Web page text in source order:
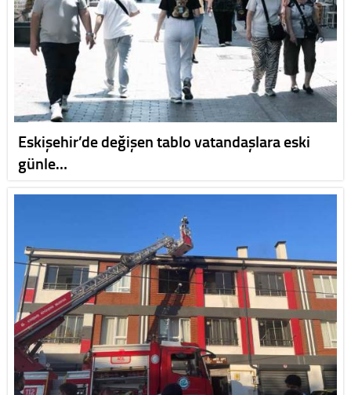
Eskişehir’de değişen tablo vatandaşlara eski
günle…